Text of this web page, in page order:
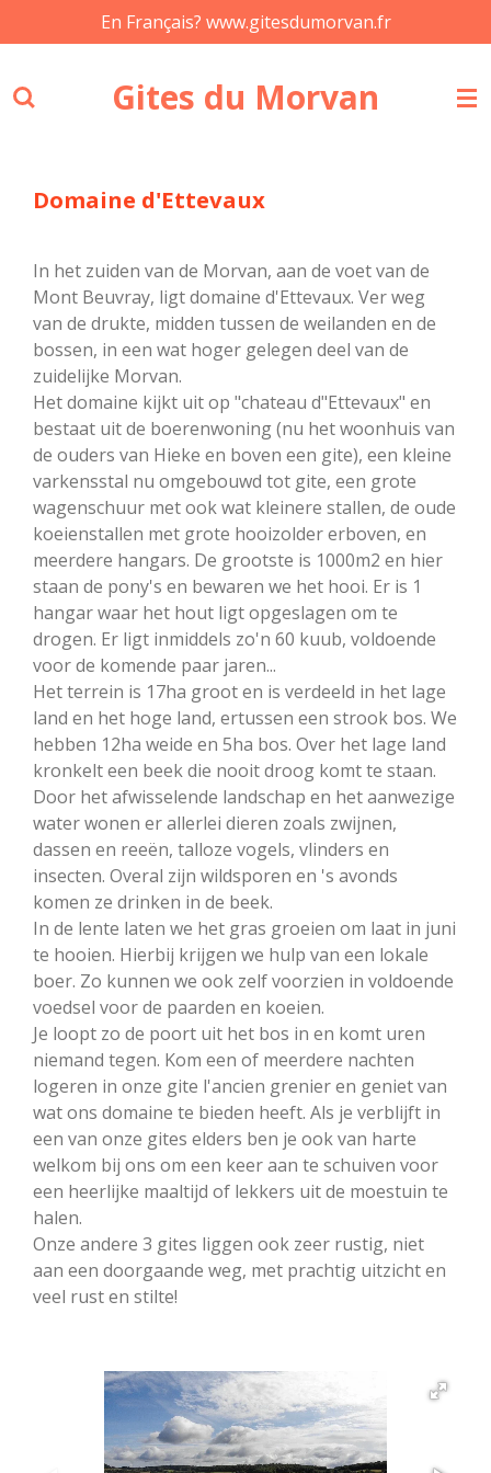
direct
de
En Français? www.gitesdumorvan.fr
Gites du Morvan
Domaine d'Ettevaux
In het zuiden van de Morvan, aan de voet van de
Mont Beuvray, ligt domaine d'Ettevaux. Ver weg
van de drukte, midden tussen de weilanden en de
bossen, in een wat hoger gelegen deel van de
zuidelijke Morvan.
Het domaine kijkt uit op "chateau d"Ettevaux" en
bestaat uit de boerenwoning (nu het woonhuis van
de ouders van Hieke en boven een gite), een kleine
varkensstal nu omgebouwd tot gite, een grote
wagenschuur met ook wat kleinere stallen, de oude
koeienstallen met grote hooizolder erboven, en
meerdere hangars. De grootste is 1000m2 en hier
staan de pony's en bewaren we het hooi. Er is 1
hangar waar het hout ligt opgeslagen om te
drogen. Er ligt inmiddels zo'n 60 kuub, voldoende
voor de komende paar jaren...
Het terrein is 17ha groot en is verdeeld in het lage
land en het hoge land, ertussen een strook bos. We
hebben 12ha weide en 5ha bos. Over het lage land
kronkelt een beek die nooit droog komt te staan.
Door het afwisselende landschap en het aanwezige
water wonen er allerlei dieren zoals zwijnen,
dassen en reeën, talloze vogels, vlinders en
insecten. Overal zijn wildsporen en 's avonds
komen ze drinken in de beek.
In de lente laten we het gras groeien om laat in juni
te hooien. Hierbij krijgen we hulp van een lokale
boer. Zo kunnen we ook zelf voorzien in voldoende
voedsel voor de paarden en koeien.
Je loopt zo de poort uit het bos in en komt uren
niemand tegen. Kom een of meerdere nachten
logeren in onze gite l'ancien grenier en geniet van
wat ons domaine te bieden heeft. Als je verblijft in
een van onze gites elders ben je ook van harte
welkom bij ons om een keer aan te schuiven voor
een heerlijke maaltijd of lekkers uit de moestuin te
halen.
Onze andere 3 gites liggen ook zeer rustig, niet
aan een doorgaande weg, met prachtig uitzicht en
veel rust en stilte!